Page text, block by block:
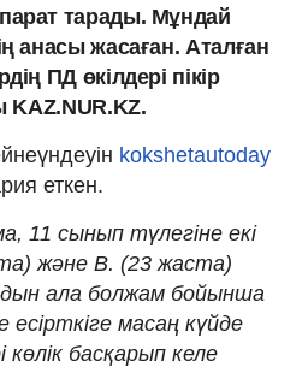
тарады. Мұндай
анасы жасаған. Аталған
ПД өкілдері пікір
KAZ.NUR.KZ.
kokshetautoday
еткен.
11 сынып түлегіне екі
және В. (23 жаста)
ала болжам бойынша
есірткіге масаң күйде
көлік басқарып келе